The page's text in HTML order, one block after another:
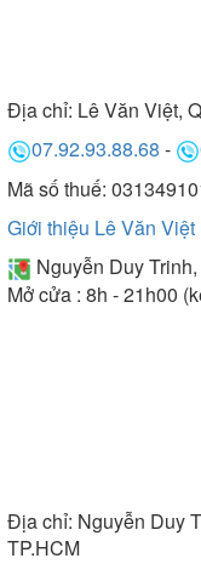
Địa chỉ: Lê Văn Việt,
07.92.93.88.68 -
Mã số thuế:
Giới thiệu Lê Văn Việt
Nguyễn Duy
Mở cửa : 8h - 21h00
Địa chỉ: Nguyễn Duy
TP.HCM